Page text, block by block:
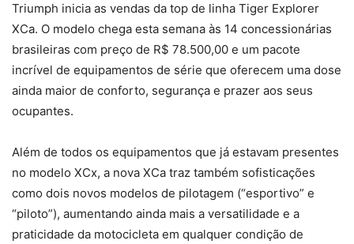
Triumph inicia as vendas da top de linha Tiger Explorer
XCa. O modelo chega esta semana às 14 concessionárias
brasileiras com preço de R$ 78.500,00 e um pacote
incrível de equipamentos de série que oferecem uma dose
ainda maior de conforto, segurança e prazer aos seus
ocupantes.
Além de todos os equipamentos que já estavam presentes
no modelo XCx, a nova XCa traz também sofisticações
como dois novos modelos de pilotagem (“esportivo” e
“piloto”), aumentando ainda mais a versatilidade e a
praticidade da motocicleta em qualquer condição de